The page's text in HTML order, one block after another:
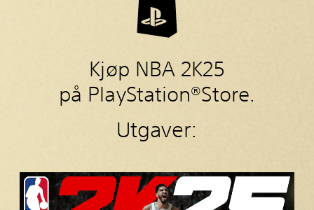
Kjøp NBA 2K25
på PlayStation®Store.
Utgaver:
S